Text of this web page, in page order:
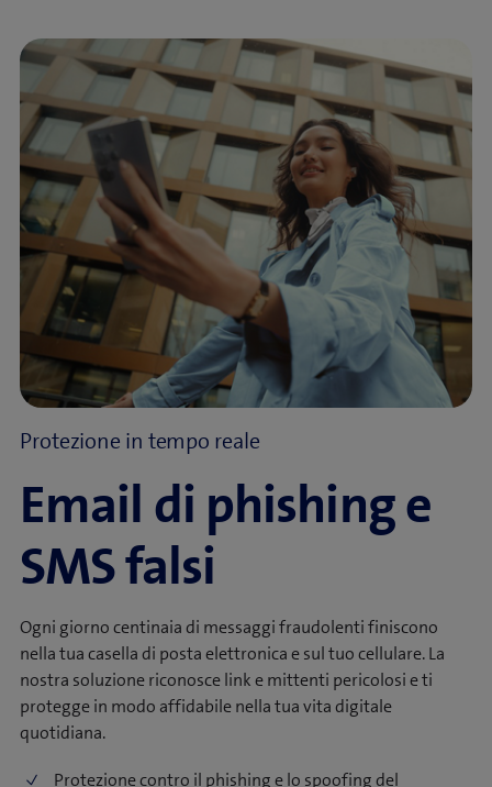
Protezione in tempo reale
Email di phishing e
SMS falsi
Ogni giorno centinaia di messaggi fraudolenti finiscono
nella tua casella di posta elettronica e sul tuo cellulare. La
nostra soluzione riconosce link e mittenti pericolosi e ti
protegge in modo affidabile nella tua vita digitale
quotidiana.
Protezione contro il phishing e lo spoofing del